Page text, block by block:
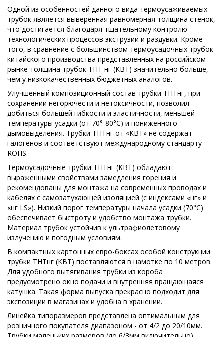
Одной из особенностей данного вида термоусаживаемых
трубок является выверенная равномерная толщина стенок,
что достигается благодаря тщательному контролю
технологических процессов экструзии и раздувки. Кроме
того, в сравнение с большинством термоусадочных трубок
китайского производства представленных на российском
рынке толщина трубок ТНТ нг (КВТ) значительно больше,
чем у низкокачественных бюджетных аналогов.
Улучшенный композиционный состав трубки ТНТнг, при
сохранении негорючести и нетоксичности, позволил
добиться большей гибкости и эластичности, меньшей
температуры усадки (от 70°-80°С) и пониженного
дымовыделения. Трубки ТНТнг от «КВТ» не содержат
галогенов и соответствуют международному стандарту
ROHS.
Термоусадочные трубки ТНТнг (КВТ) обладают
выраженными свойствами замедления горения и
рекомендованы для монтажа на современных проводах и
кабелях с самозатухающей изоляцией (с индексами «нг» и
«нг LS»). Низкий порог температуры начала усадки (70°С)
обеспечивает быстроту и удобство монтажа трубки.
Материал трубок устойчив к ультрафиолетовому
излучению и погодным условиям.
В компактных картонных евро-боксах особой конструкции
трубки ТНТнг (КВТ) поставляются в намотке по 10 метров.
Для удобного вытягивания трубки из короба
предусмотрено окно подачи и внутренняя вращающаяся
катушка. Такая форма выпуска прекрасно подходит для
экспозиции в магазинах и удобна в хранении.
Линейка типоразмеров представлена оптимальным для
розничного покупателя диапазоном - от 4/2 до 20/10мм.